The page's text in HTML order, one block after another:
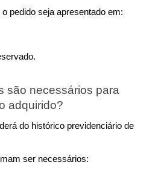
pedido seja apresentado em:
são necessários para
adquirido?
do histórico previdenciário de
ser necessários: